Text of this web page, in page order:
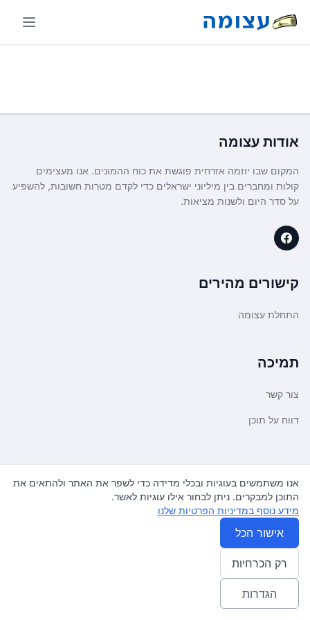
אודות עצומה
המקום שבו יוזמה אזרחית פוגשת את כוח ההמונים. אנו מעצימים
קולות ומחברים בין מיליוני ישראלים כדי לקדם מטרות חשובות, להשפיע
על סדר היום ולשנות מציאות.
קישורים מהירים
התחלת עצומה
תמיכה
צור קשר
דווח על תוכן
משפטי ועדכונים
מדיניות פרטיות
תנאי שימוש
© 2026 עצומה. כל הזכויות שמורות.
אנו משתמשים בעוגיות ובכלי מדידה כדי לשפר את האתר ולהתאים את
התוכן למבקרים. ניתן לבחור אילו עוגיות לאשר.
מידע נוסף במדיניות הפרטיות שלנו
אישור הכל
רק הכרחיות
הגדרות